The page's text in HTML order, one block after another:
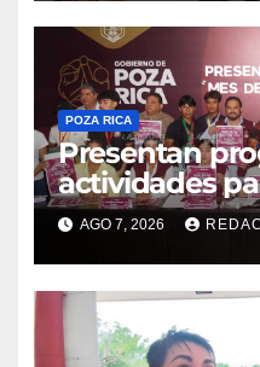
POZA RICA
Presentan
actividades
juventudes
AGO 7, 2026